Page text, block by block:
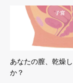
あなたの膣、乾燥
か？